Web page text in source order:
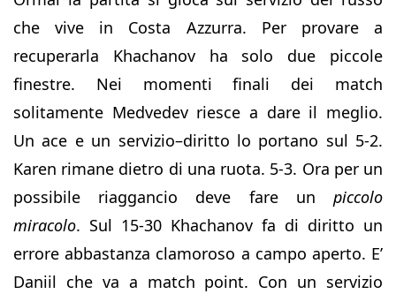
che vive in Costa Azzurra. Per provare a
recuperarla Khachanov ha solo due piccole
finestre. Nei momenti finali dei match
solitamente Medvedev riesce a dare il meglio.
Un ace e un servizio–diritto lo portano sul 5-2.
Karen rimane dietro di una ruota. 5-3. Ora per un
possibile riaggancio deve fare un piccolo
miracolo. Sul 15-30 Khachanov fa di diritto un
errore abbastanza clamoroso a campo aperto. E’
Daniil che va a match point. Con un servizio